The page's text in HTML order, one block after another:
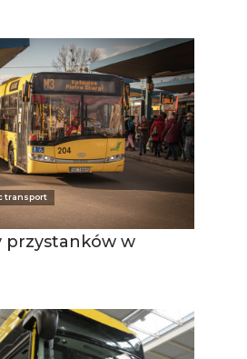
transport
przystanków w